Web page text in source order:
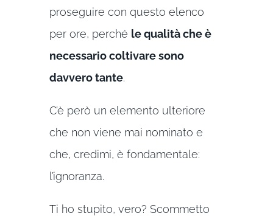
proseguire con questo elenco
per ore, perché le qualità che è
necessario coltivare sono
davvero tante.
C’è però un elemento ulteriore
che non viene mai nominato e
che, credimi, è fondamentale:
l’ignoranza.
Ti ho stupito, vero? Scommetto